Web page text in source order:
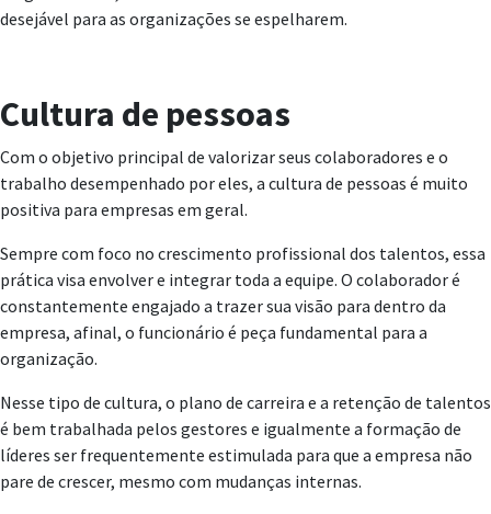
desejável para as organizações se espelharem.
Cultura de pessoas
Com o objetivo principal de valorizar seus colaboradores e o
trabalho desempenhado por eles, a cultura de pessoas é muito
positiva para empresas em geral.
Sempre com foco no crescimento profissional dos talentos, essa
prática visa envolver e integrar toda a equipe. O colaborador é
constantemente engajado a trazer sua visão para dentro da
empresa, afinal, o funcionário é peça fundamental para a
organização.
Nesse tipo de cultura, o plano de carreira e a retenção de talentos
é bem trabalhada pelos gestores e igualmente a formação de
líderes ser frequentemente estimulada para que a empresa não
pare de crescer, mesmo com mudanças internas.